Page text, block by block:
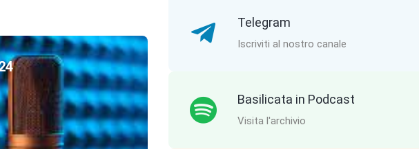
Telegram
Iscriviti al nostro canale
Basilicata in Podcast
Visita l'archivio